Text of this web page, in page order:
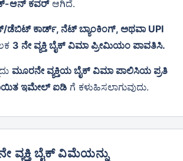
ಆನ್ ಕವರ್ಆಗಿದೆ.
ಡೆಬಿಟ್ ಕಾರ್ಡ್, ನೆಟ್ ಬ್ಯಾಂಕಿಂಗ್, ಅಥವಾ UPI
3 ನೇ ವ್ಯಕ್ತಿ ಬೈಕ್ ವಿಮಾ ಪ್ರೀಮಿಯಂ ಪಾವತಿಸಿ.
ಮೂರನೇ ವ್ಯಕ್ತಿಯ ಬೈಕ್ ವಿಮಾ ಪಾಲಿಸಿಯ ಪ್ರತಿ
ಇಮೇಲ್ ಐಡಿ ಗೆ ಕಳುಹಿಸಲಾಗುವುದು.